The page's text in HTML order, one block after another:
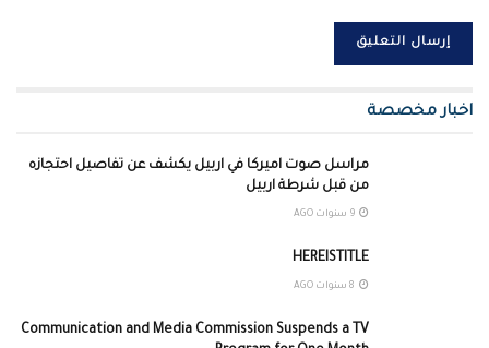
اخبار مخصصة
مراسل صوت اميركا في اربيل يكشف عن تفاصيل احتجازه
من قبل شرطة اربيل
HEREISTITLE
Communication and Media Commission Suspends a TV